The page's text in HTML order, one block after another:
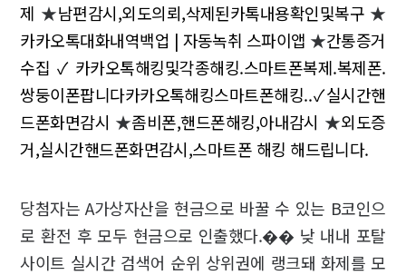
제 ★남편감시,외도의뢰,삭제된카톡내용확인및복구 ★
카카오톡대화내역백업 | 자동녹취 스파이앱 ★간통증거
수집✓카카오톡해킹및각종해킹.스마트폰복제.복제폰.
쌍둥이폰팝니다카카오톡해킹스마트폰해킹..✓실시간핸
드폰화면감시 ★좀비폰,핸드폰해킹,아내감시 ★외도증
거,실시간핸드폰화면감시,스마트폰 해킹 해드립니다.
당첨자는 A가상자산을 현금으로 바꿀 수 있는 B코인으
로 환전 후 모두 현금으로 인출했다.�� 낮 내내 포탈
사이트 실시간 검색어 순위 상위권에 랭크돼 화제를 모